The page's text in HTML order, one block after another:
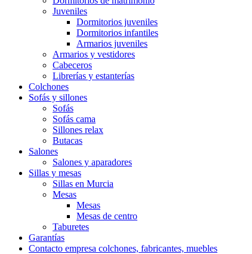
Juveniles
Dormitorios juveniles
Dormitorios infantiles
Armarios juveniles
Armarios y vestidores
Cabeceros
Librerías y estanterías
Colchones
Sofás y sillones
Sofás
Sofás cama
Sillones relax
Butacas
Salones
Salones y aparadores
Sillas y mesas
Sillas en Murcia
Mesas
Mesas
Mesas de centro
Taburetes
Garantías
Contacto empresa colchones, fabricantes, muebles